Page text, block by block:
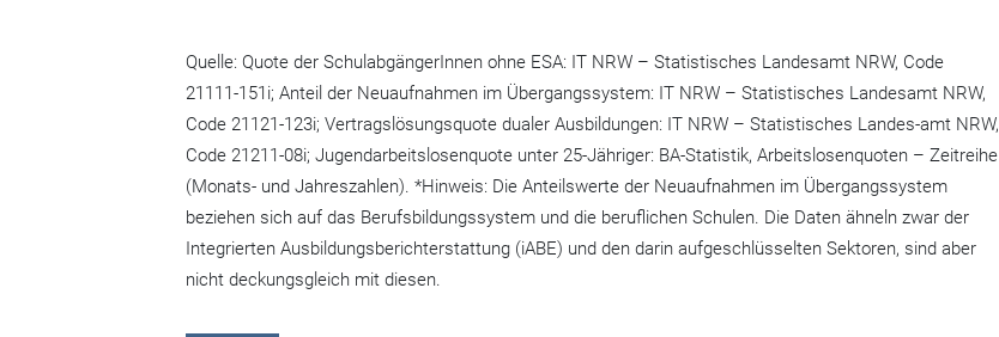
Quelle: Quote der SchulabgängerInnen ohne ESA: IT NRW – Statistisches Landesamt NRW, Code
21111-151i; Anteil der Neuaufnahmen im Übergangssystem: IT NRW – Statistisches Landesamt NRW,
Code 21121-123i; Vertragslösungsquote dualer Ausbildungen: IT NRW – Statistisches Landes-amt NRW,
Code 21211-08i; Jugendarbeitslosenquote unter 25-Jähriger: BA-Statistik, Arbeitslosenquoten – Zeitreihe
(Monats- und Jahreszahlen). *Hinweis: Die Anteilswerte der Neuaufnahmen im Übergangssystem
beziehen sich auf das Berufsbildungssystem und die beruflichen Schulen. Die Daten ähneln zwar der
Integrierten Ausbildungsberichterstattung (iABE) und den darin aufgeschlüsselten Sektoren, sind aber
nicht deckungsgleich mit diesen.